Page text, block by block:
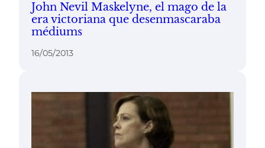
John Nevil Maskelyne, el mago de la
era victoriana que desenmascaraba
médiums
16/05/2013